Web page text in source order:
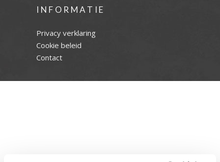
INFORMATIE
Privacy verklaring
Cookie beleid
Contact